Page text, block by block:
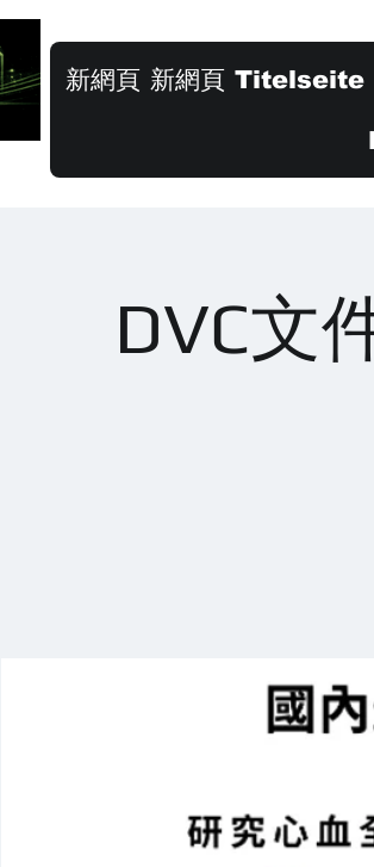
新網頁 新網頁 Titelseite
DVC文